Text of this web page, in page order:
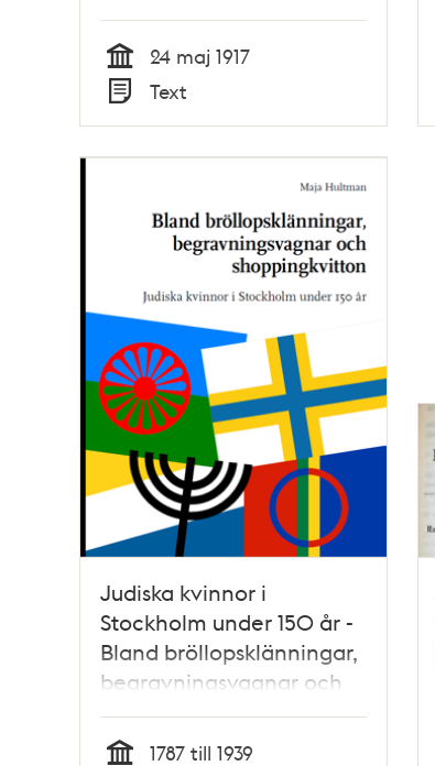
Tid
24 maj 1917
Typ
Text
Judiska kvinnor i
Stockholm under 150 år -
Bland bröllopsklänningar,
begravningsvagnar och
shoppingkvitton / Maja
Hultman1787 till 1939